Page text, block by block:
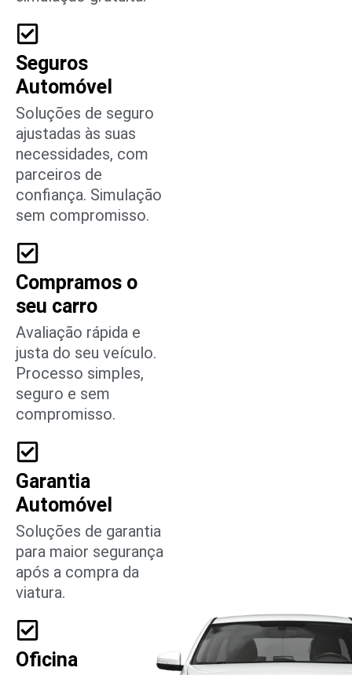
Seguros
Automóvel
Soluções de seguro
ajustadas às suas
necessidades, com
parceiros de
confiança. Simulação
sem compromisso.
Compramos o
seu carro
Avaliação rápida e
justa do seu veículo.
Processo simples,
seguro e sem
compromisso.
Garantia
Automóvel
Soluções de garantia
para maior segurança
após a compra da
viatura.
Oficina